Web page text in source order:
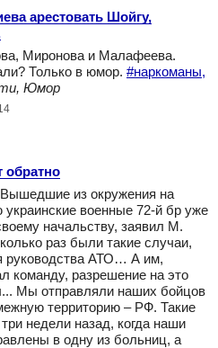
арестовать Шойгу,
Миронова и Малафеева.
Только в юмор. #наркоманы,
Юмор
обратно
из окружения на
военные 72-й бр уже
начальству, заявил М.
раз были такие случаи,
руководства АТО… А им,
команду, разрешение на это
Мы отправляли наших бойцов
территорию – РФ. Такие
недели назад, когда наши
в одну из больниц, а